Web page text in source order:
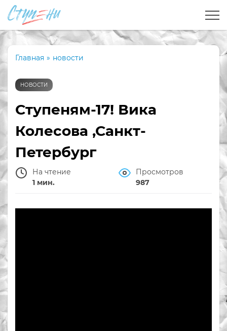
Главная » новости
НОВОСТИ
Ступеням-17! Вика
Колесова ,Санкт-
Петербург
На чтение
1 мин.
Просмотров
987